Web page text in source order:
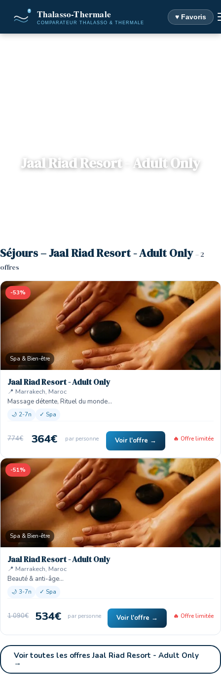
♥ Favoris
Jaal Riad Resort - Adult Only
Séjours – Jaal Riad Resort - Adult Only – 2
offres
-53%
Spa & Bien-être
Jaal Riad Resort - Adult Only
📍 Marrakech, Maroc
Massage détente, Rituel du monde…
🌙 2-7n ✓ Spa
774€ 364€ par personne Voir l'offre → 🔥 Offre limitée
-51%
Spa & Bien-être
Jaal Riad Resort - Adult Only
📍 Marrakech, Maroc
Beauté & anti-âge…
🌙 3-7n ✓ Spa
1 090€ 534€ par personne Voir l'offre → 🔥 Offre limitée
Voir toutes les offres Jaal Riad Resort - Adult Only
→